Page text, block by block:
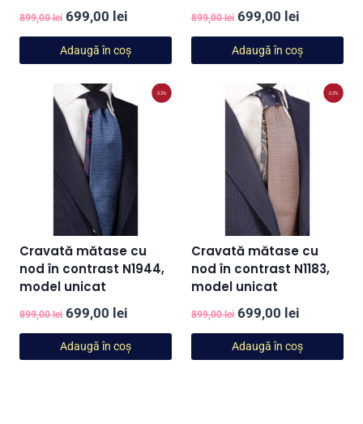
899,00lei Prețul
inițial
a
fost:
899,00 lei.
699,00 lei
curent
este:
699,00 lei.
Adaugă în coș
899,00lei Prețul
inițial
a
fost:
899,00 lei.
699,00 lei
curent
este:
699,00
Adaugă în coș
-22%
Cravată mătase cu
nod în contrast N1944,
model unicat
899,00lei Prețul
inițial
a
699,00 lei
curent
este:
Adaugă în coș
-22%
Cravată mătase cu
nod în contrast N1183,
model unicat
899,00lei Prețul
inițial
a
699,00 lei
curent
este:
Adaugă în coș